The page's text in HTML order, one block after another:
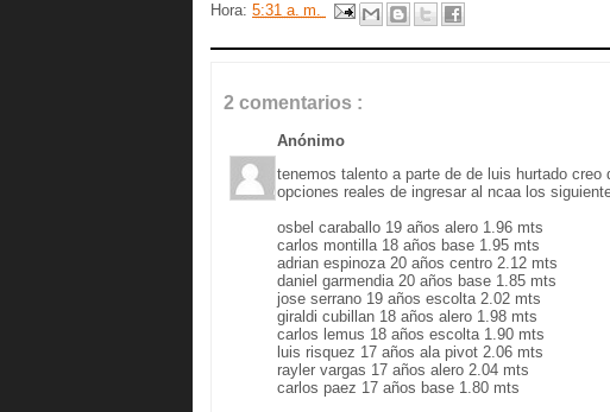
Hora: 5:31 a. m.
2 comentarios :
Anónimo
tenemos talento a parte de de luis hurtado
opciones reales de ingresar al ncaa los
osbel caraballo 19 años alero 1.96 mts
carlos montilla 18 años base 1.95 mts
adrian espinoza 20 años centro 2.12 mts
daniel garmendia 20 años base 1.85 mts
jose serrano 19 años escolta 2.02 mts
giraldi cubillan 18 años alero 1.98 mts
carlos lemus 18 años escolta 1.90 mts
luis risquez 17 años ala pivot 2.06 mts
rayler vargas 17 años alero 2.04 mts
carlos paez 17 años base 1.80 mts